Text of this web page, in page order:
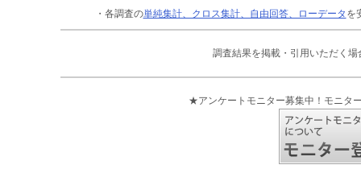
・各調査の単純集計、クロス集計、自由回答、ローデータ を
調査結果を掲載・引用いただく場
★アンケートモニター募集中！モニタ